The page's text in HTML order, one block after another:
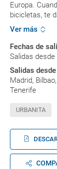
Europa.
bicicletas, te
Ver más
Fechas de
Salidas
Salidas desde
Madrid,
Tenerife
URBANITA